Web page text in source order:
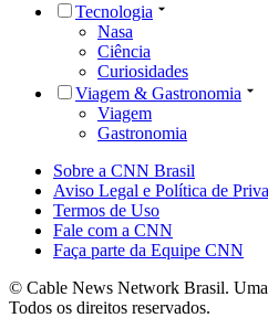
Tecnologia
Nasa
Ciência
Curiosidades
Viagem & Gastronomia
Viagem
Gastronomia
Sobre a CNN Brasil
Aviso Legal e Política de
Termos de Uso
Fale com a CNN
Faça parte da Equipe CNN
© Cable News Network Brasil.
Todos os direitos reservados.